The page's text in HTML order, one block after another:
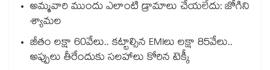
అమ్మవారి ముందు ఎలాంటి డ్రామాలు చేయలేదు: జోగిని
శ్యామల
జీతం లక్షా 60వేలు.. కట్టాల్సిన EMIలు లక్షా 85వేలు..
అప్పులు తీరేందుకు సలహాలు కోరిన టెక్కీ